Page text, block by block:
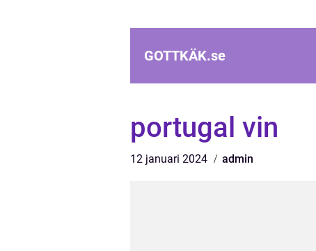
GOTTKÄK.se
portugal vin
12 januari 2024 admin